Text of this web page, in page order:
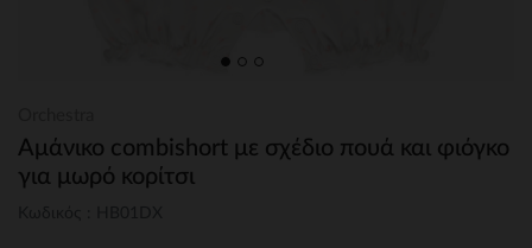
Αμάνικο combishort με σχέδιο πουά και φιόγκο
για μωρό κορίτσι